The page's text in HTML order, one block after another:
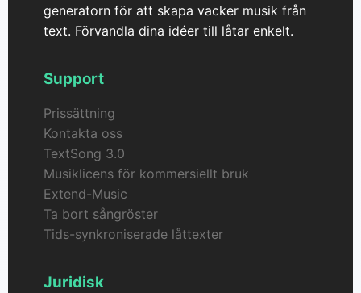
generatorn för att skapa vacker musik från
text. Förvandla dina idéer till låtar enkelt.
Support
Prissättning
Kontakta oss
TextSong 3.0
Musiklicens för kommersiellt bruk
Extend-Music
Ta bort sångröster
Tids-synkroniserade låttexter
Juridisk